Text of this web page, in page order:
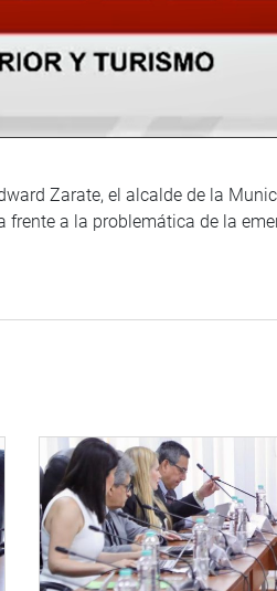
Zarate, el alcalde de la
a la problemática de la